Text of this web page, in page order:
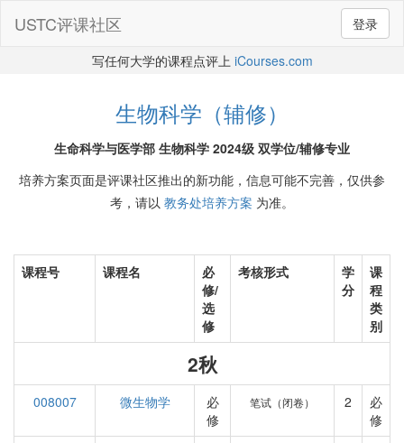
登录
USTC评课社区
写任何大学的课程点评上 iCourses.com
生物科学（辅修）
生命科学与医学部 生物科学 2024级 双学位/辅修专业
培养方案页面是评课社区推出的新功能，信息可能不完善，仅供参
考，请以 教务处培养方案 为准。
课程号 课程名
必
修/
选
修
考核形式
学
分
课
程
类
别
2秋
008007 微生物学
必
修
笔试（闭卷） 2
必
修